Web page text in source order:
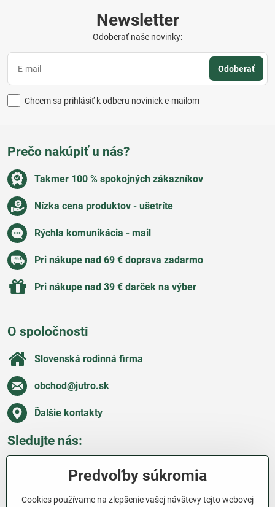
Newsletter
Odoberať naše novinky:
Odoberať
Chcem sa prihlásiť k odberu noviniek e-mailom
Prečo nakúpiť u nás?
Takmer 100 % spokojných zákazníkov
Nízka cena produktov - ušetríte
Rýchla komunikácia - mail
Pri nákupe nad 69 € doprava zadarmo
Pri nákupe nad 39 € darček na výber
O spoločnosti
Slovenská rodinná firma
obchod​@jutro​.sk
Ďalšie kontakty
Sledujte nás:
Všetko o nákupe
Predvoľby súkromia
Cookies používame na zlepšenie vašej návštevy tejto webovej